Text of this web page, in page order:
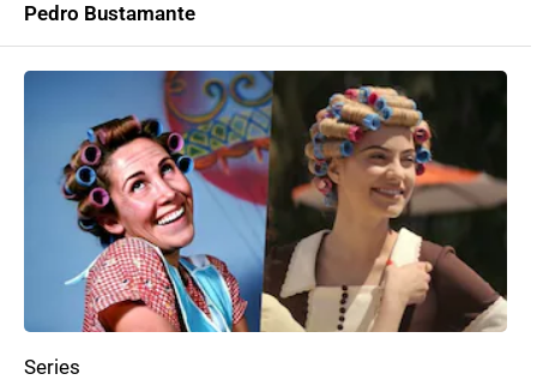
Pedro Bustamante
Series